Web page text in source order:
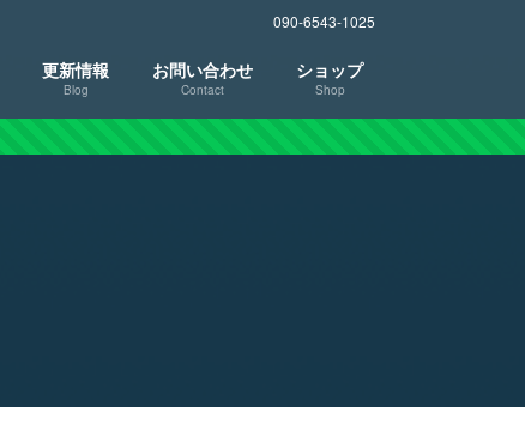
090-6543-1025
更新情報
Blog
お問い合わせ
Contact
ショップ
Shop